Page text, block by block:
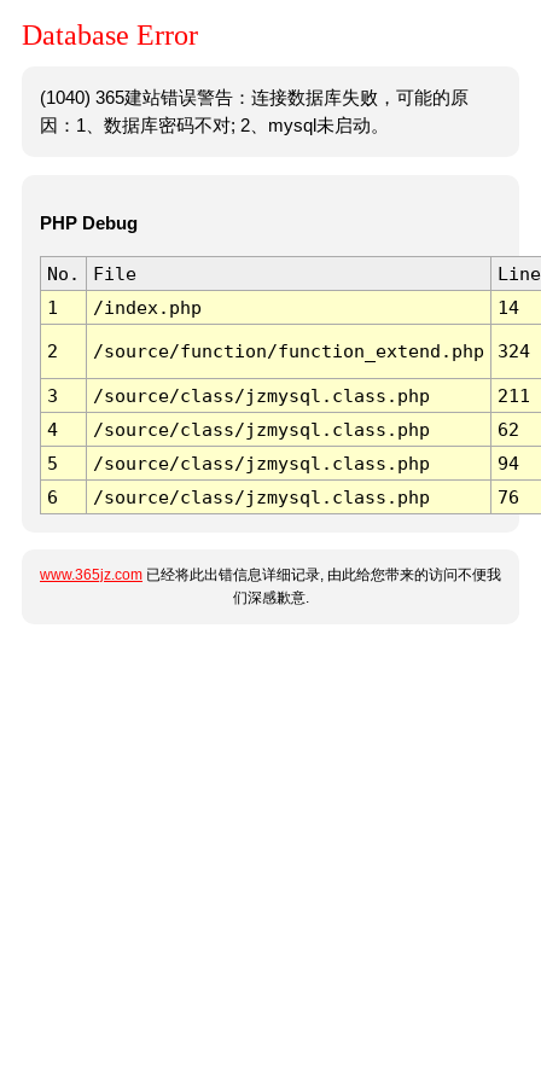
Database Error
(1040) 365建站错误警告：连接数据库失败，可能的原
因：1、数据库密码不对; 2、mysql未启动。
PHP Debug
No. File
Line
1
/index.php 14
2 /source/function/function_extend.php 324
3 /source/class/jzmysql.class.php
211
4
/source/class/jzmysql.class.php
62
5
/source/class/jzmysql.class.php
94
6
/source/class/jzmysql.class.php 76
www.365jz.com 已经将此出错信息详细记录, 由此给您带来的访问不便我
们深感歉意.